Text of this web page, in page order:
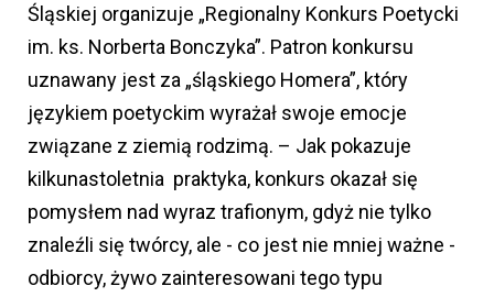
Śląskiej organizuje „Regionalny Konkurs Poetycki
im. ks. Norberta Bonczyka”. Patron konkursu
uznawany jest za „śląskiego Homera”, który
językiem poetyckim wyrażał swoje emocje
związane z ziemią rodzimą. – Jak pokazuje
kilkunastoletnia praktyka, konkurs okazał się
pomysłem nad wyraz trafionym, gdyż nie tylko
znaleźli się twórcy, ale - co jest nie mniej ważne -
odbiorcy, żywo zainteresowani tego typu